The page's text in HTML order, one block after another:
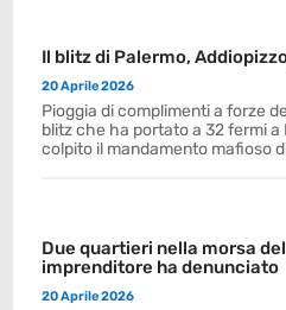
Il blitz di Palermo,
20 Aprile 2026
Pioggia di complimenti a forze
blitz che ha portato a 32 fermi a
colpito il mandamento mafioso
Due quartieri nella morsa
imprenditore ha denunciato
20 Aprile 2026